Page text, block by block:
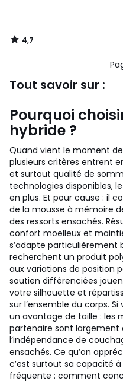
4,7
/
Tout savoir sur :
Pourquoi
hybride ?
Quand vient le moment
plusieurs critères entrent
et surtout qualité de
technologies disponibles,
en plus. Et pour cause : il
de la mousse à mémoire
des ressorts ensachés.
confort moelleux et
s’adapte particulièrement
recherchent un produit
aux variations de position
soutien différenciées
votre silhouette et
sur l’ensemble du corps.
un avantage de taille : les
partenaire sont largement
l’indépendance de
ensachés. Ce qu’on
c’est surtout sa capacité
fréquente : comment